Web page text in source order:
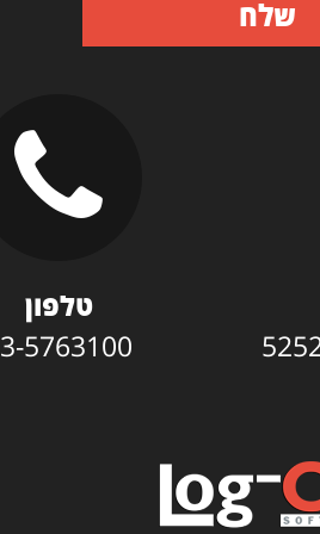
שלח
טלפון
5763100